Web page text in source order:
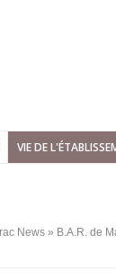
VIE DE
News » B.A.R. de